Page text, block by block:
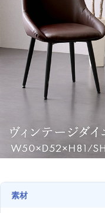
素材